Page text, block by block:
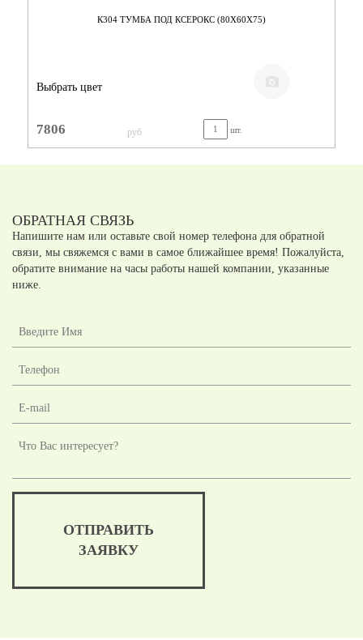
К304 ТУМБА ПОД КСЕРОКС (80Х60Х75)
Выбрать цвет
7806 руб шт.
ОБРАТНАЯ СВЯЗЬ
Напишите нам или оставьте свой номер телефона для обратной
связи, мы свяжемся с вами в самое ближайшее время! Пожалуйста,
обратите внимание на часы работы нашей компании, указанные
ниже.
ОТПРАВИТЬ
ЗАЯВКУ